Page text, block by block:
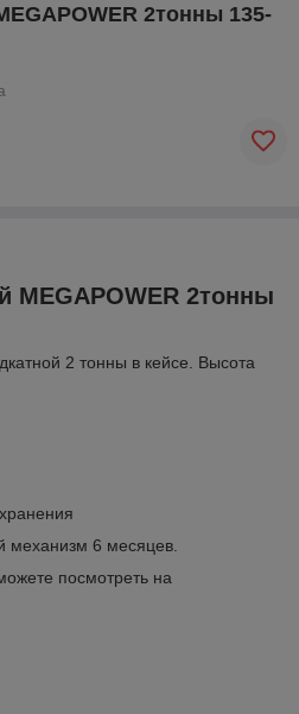
2тонны 135-
MEGAPOWER 2тонны
2 тонны в кейсе. Высота
механизм 6 месяцев.
посмотреть на